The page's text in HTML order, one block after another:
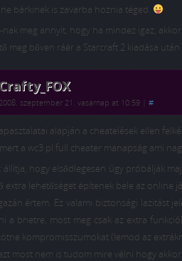
bárkinek is zavarba hoznia téged.
nak meg annyit, hogy ha mindez igaz,
meg bőven ráér a Starcraft 2 kiadása
Crafty_FOX
2008. szeptember 21. vasárnap at 10:59 #
alapján a cheatelések ellen
a wc3 pl full cheater manapság ami
állítja, hogy elsődlegesen úgy próbálják
extra lehetőséget építenek bele az online
értem. Ez valami biztonsági lazitást
a bnetre, most meg csak az extra
kompromisszumokat (lemod az
most nem is tudom mire vélni hogy